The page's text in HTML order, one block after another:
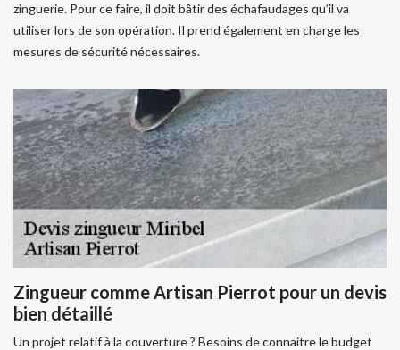
zinguerie. Pour ce faire, il doit bâtir des échafaudages qu’il va
utiliser lors de son opération. Il prend également en charge les
mesures de sécurité nécessaires.
Zingueur comme Artisan Pierrot pour un devis
bien détaillé
Un projet relatif à la couverture ? Besoins de connaitre le budget